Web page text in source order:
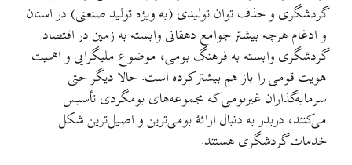
گردشگری و حذف توان تولیدی (به ویژه تولید صنعتی) در استان
و ادغام هرچه بیشتر جوامع دهقانی وابسته به زمین در اقتصاد
گردشگری وابسته به فرهنگ بومی، موضوع مليگرایی و اهمیت
هویت قومی را باز هم بیشتر کرده است. حالا دیگر حتی
سرمایه‌گذاران غیربومی که مجموعه‌های بومگردی تأسیس
می‌کنند، دربدر به دنبال ارائهٔ بومی‌ترین و اصیل‌ترین شکل
خدمات گردشگری هستند.